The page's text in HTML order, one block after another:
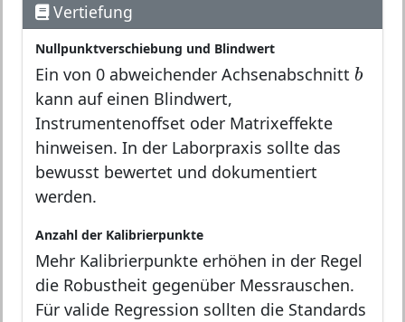
Vertiefung
Nullpunktverschiebung und Blindwert
Ein von 0 abweichender Achsenabschnitt b
b
kann auf einen Blindwert,
Instrumentenoffset oder Matrixeffekte
hinweisen. In der Laborpraxis sollte das
bewusst bewertet und dokumentiert
werden.
Anzahl der Kalibrierpunkte
Mehr Kalibrierpunkte erhöhen in der Regel
die Robustheit gegenüber Messrauschen.
Für valide Regression sollten die Standards